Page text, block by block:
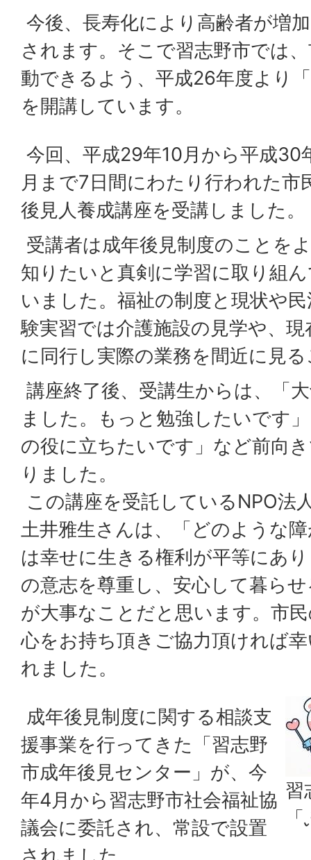
今後、長寿化により高齢者が増
されます。そこで習志野市では
動できるよう、平成26年度より
を開講しています。
今回、平成29年10月から平成30
月まで7日間にわたり行われた市
後見人養成講座を受講しました。
受講者は成年後見制度のことを
知りたいと真剣に学習に取り組
いました。福祉の制度と現状や
験実習では介護施設の見学や、
に同行し実際の業務を間近に見
講座終了後、受講生からは、「
ました。もっと勉強したいです
の役に立ちたいです」など前向
りました。
この講座を受託しているNPO法
土井雅生さんは、「どのような
は幸せに生きる権利が平等にあ
の意志を尊重し、安心して暮ら
が大事なことだと思います。市
心をお持ち頂きご協力頂ければ
れました。
習
成年後見制度に関する相談支
援事業を行ってきた「習志野
市成年後見センター」が、今
年4月から習志野市社会福祉協
議会に委託され、常設で設置